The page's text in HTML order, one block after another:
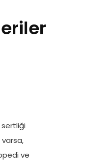
sertliği
ve